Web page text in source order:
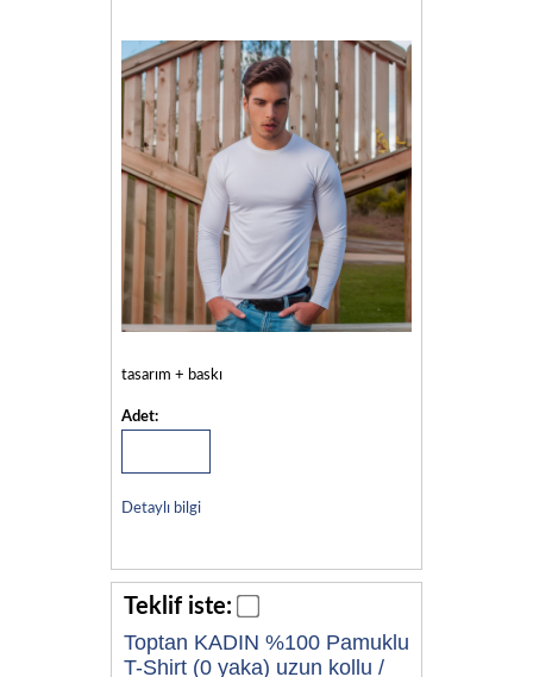
tasarım + baskı
Adet:
Detaylı bilgi
Teklif iste:
Toptan KADIN %100 Pamuklu
T-Shirt (0 yaka) uzun kollu /